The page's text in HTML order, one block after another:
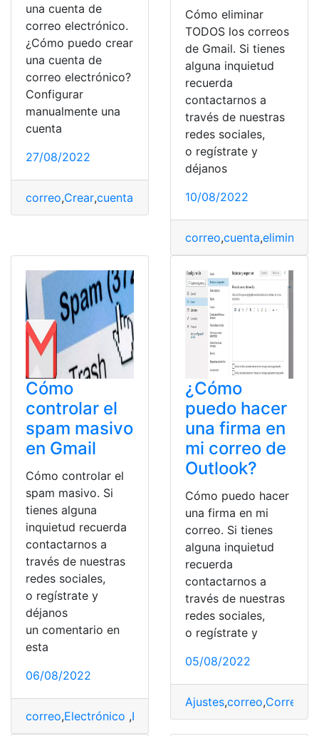
una cuenta de
correo electrónico.
¿Cómo puedo crear
una cuenta de
correo electrónico?
Configurar
manualmente una
cuenta
27/08/2022
correo,Crear,cuenta Dirección,Electrónico
Cómo eliminar
TODOS los correos
de Gmail. Si tienes
alguna inquietud
recuerda
contactarnos a
través de nuestras
redes sociales,
o regístrate y
déjanos
10/08/2022
correo,cuenta,eliminar
Cómo
controlar el
spam masivo
en Gmail
Cómo controlar el
spam masivo. Si
tienes alguna
inquietud recuerda
contactarnos a
través de nuestras
redes sociales,
o regístrate y
déjanos
un comentario en
esta
06/08/2022
correo,Electrónico ,Evitar Evitar spam,Razones
¿Cómo
puedo hacer
una firma en
mi correo de
Outlook?
Cómo puedo hacer
una firma en mi
correo. Si tienes
alguna inquietud
recuerda
contactarnos a
través de nuestras
redes sociales,
o regístrate y
05/08/2022
Ajustes,correo,Correo